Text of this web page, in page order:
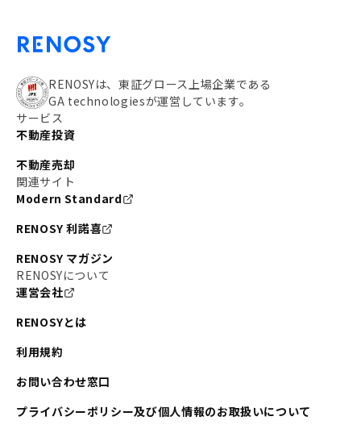
RENOSYは、東証グロース上場企業である
GA technologiesが運営しています。
サービス
不動産投資
不動産売却
関連サイト
Modern Standard
RENOSY 利諾喜
RENOSY マガジン
RENOSYについて
運営会社
RENOSYとは
利用規約
お問い合わせ窓口
プライバシーポリシー及び個人情報のお取扱いについて